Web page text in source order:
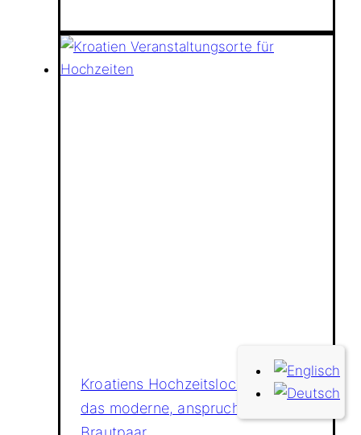
Kroatiens Hochzeitslocations für
das moderne, anspruchsvolle